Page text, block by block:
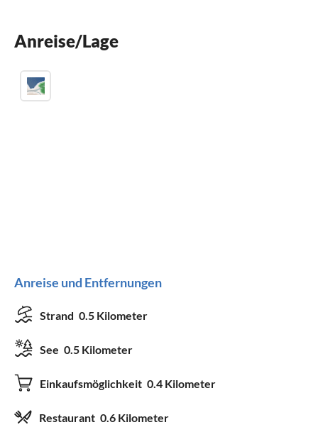
Parkplatz
Anreise/Lage
Anreise und Entfernungen
Strand 0.5 Kilometer
See 0.5 Kilometer
Einkaufsmöglichkeit 0.4 Kilometer
Restaurant 0.6 Kilometer